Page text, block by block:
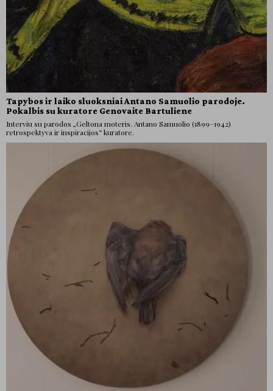
Tapybos ir laiko sluoksniai Antano Samuolio parodoje.
Pokalbis su kuratore Genovaite Bartuliene
Interviu su parodos „Geltona moteris. Antano Samuolio (1899–1942)
retrospektyva ir inspiracijos“ kuratore.